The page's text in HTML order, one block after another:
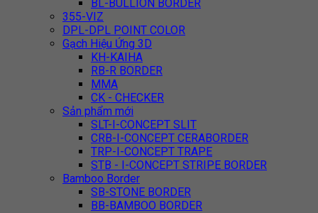
BL-BULLION BORDER
355-VIZ
DPL-DPL POINT COLOR
Gạch Hiệu Ứng 3D
KH-KAIHA
RB-R BORDER
MMA
CK - CHECKER
Sản phẩm mới
SLT-I-CONCEPT SLIT
CRB-I-CONCEPT CERABORDER
TRP-I-CONCEPT TRAPE
STB - I-CONCEPT STRIPE BORDER
Bamboo Border
SB-STONE BORDER
BB-BAMBOO BORDER